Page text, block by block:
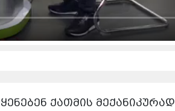
ქათმის მექანიკურად